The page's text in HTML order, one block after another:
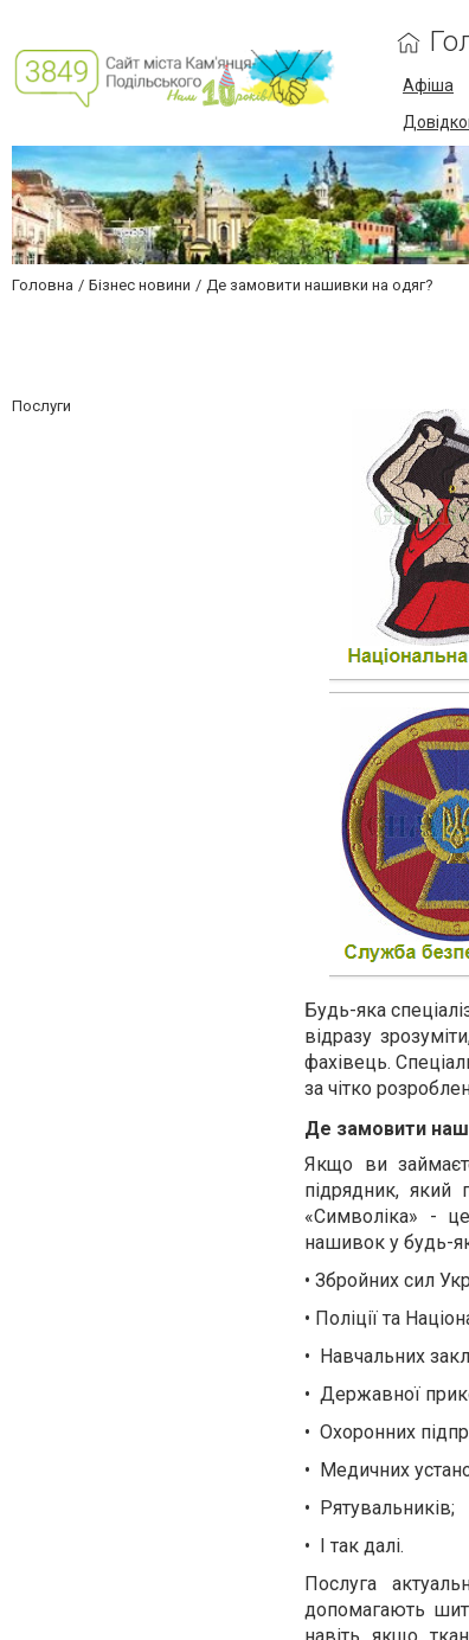
Афіша
Головна Бізнес новини Де замовити нашивки на одяг?
Послуги
Будь-яка
відразу
фахівець.
за чітко
Де замовити
Якщо ви
підрядник, який
«Символіка» -
нашивок у будь-
• Збройних сил
• Поліції та
• Навчальних
• Державної
• Охоронних
• Медичних
• Рятувальників;
• І так далі.
Послуга
допомагають